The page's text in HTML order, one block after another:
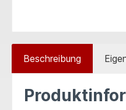
Beschreibung